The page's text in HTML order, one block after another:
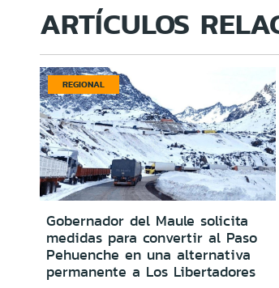
ARTÍCULOS
REGIONAL
Gobernador del Maule solicita
medidas para convertir al Paso
Pehuenche en una alternativa
permanente a Los Libertadores